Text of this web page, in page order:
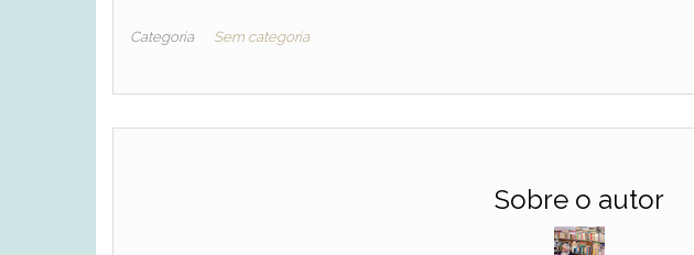
Categoria Sem categoria
Sobre o autor